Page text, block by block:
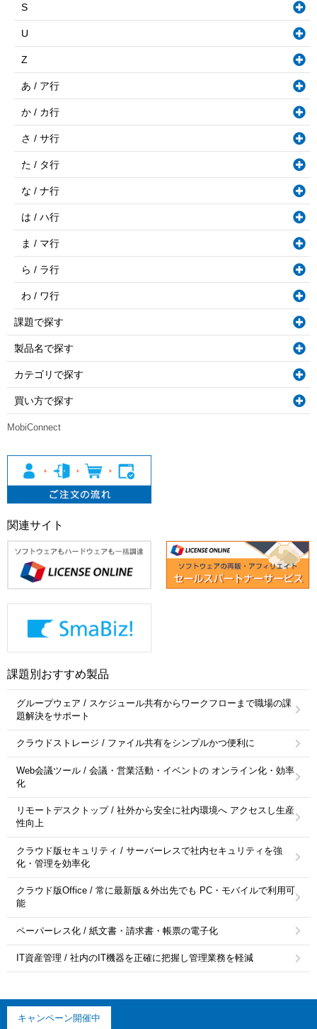
S
U
Z
あ / ア行
か / カ行
さ / サ行
た / タ行
な / ナ行
は / ハ行
ま / マ行
ら / ラ行
わ / ワ行
課題で探す
製品名で探す
カテゴリで探す
買い方で探す
MobiConnect
関連サイト
課題別おすすめ製品
グループウェア / スケジュール共有からワークフローまで職場の課
題解決をサポート
クラウドストレージ / ファイル共有をシンプルかつ便利に
Web会議ツール / 会議・営業活動・イベントの オンライン化・効率
化
リモートデスクトップ / 社外から安全に社内環境へ アクセスし生産
性向上
クラウド版セキュリティ / サーバーレスで社内セキュリティを強
化・管理を効率化
クラウド版Office / 常に最新版＆外出先でも PC・モバイルで利用可
能
ペーパーレス化 / 紙文書・請求書・帳票の電子化
IT資産管理 / 社内のIT機器を正確に把握し管理業務を軽減
キャンペーン開催中